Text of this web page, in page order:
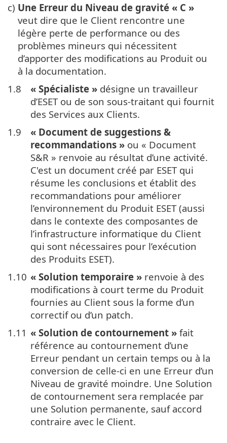
c) Une Erreur du Niveau de gravité « C »
veut dire que le Client rencontre une
légère perte de performance ou des
problèmes mineurs qui nécessitent
d’apporter des modifications au Produit ou
à la documentation.
1.8
« Spécialiste » désigne un travailleur
d’ESET ou de son sous-traitant qui fournit
des Services aux Clients.
1.9
« Document de suggestions &
recommandations » ou « Document
S&R » renvoie au résultat d’une activité.
C'est un document créé par ESET qui
résume les conclusions et établit des
recommandations pour améliorer
l’environnement du Produit ESET (aussi
dans le contexte des composantes de
l’infrastructure informatique du Client
qui sont nécessaires pour l’exécution
des Produits ESET).
1.10 « Solution temporaire » renvoie à des
modifications à court terme du Produit
fournies au Client sous la forme d’un
correctif ou d’un patch.
1.11 « Solution de contournement » fait
référence au contournement d’une
Erreur pendant un certain temps ou à la
conversion de celle-ci en une Erreur d’un
Niveau de gravité moindre. Une Solution
de contournement sera remplacée par
une Solution permanente, sauf accord
contraire avec le Client.